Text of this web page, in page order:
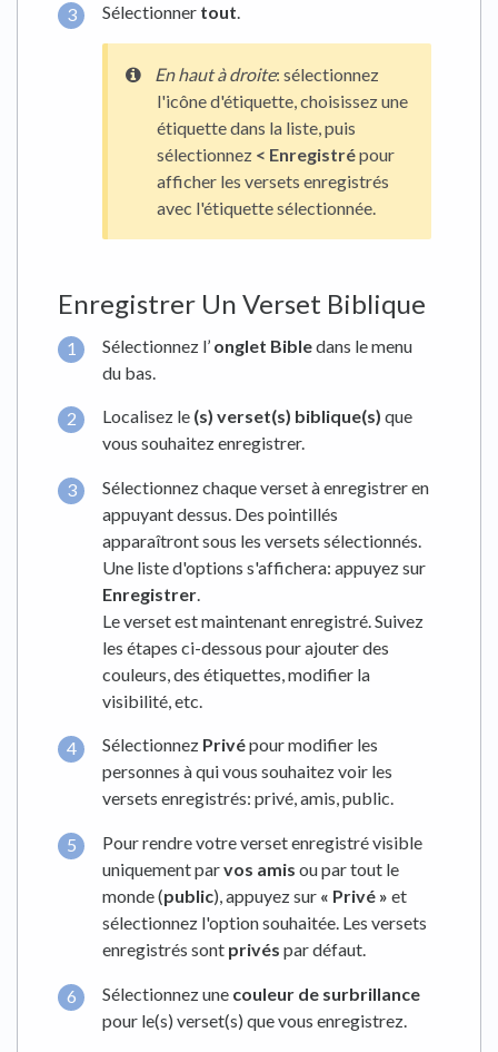
Sélectionner tout.
En haut à droite: sélectionnez
l'icône d'étiquette, choisissez une
étiquette dans la liste, puis
sélectionnez < Enregistrépour
afficher les versets enregistrés
avec l'étiquette sélectionnée.
Enregistrer Un Verset Biblique
Sélectionnez l’ onglet Bibledans le menu
du bas.
Localisez le (s) verset(s) biblique(s) que
vous souhaitez enregistrer.
Sélectionnez chaque verset à enregistrer en
appuyant dessus. Des pointillés
apparaîtront sous les versets sélectionnés.
Une liste d'options s'affichera: appuyez sur
Enregistrer.
Le verset est maintenant enregistré. Suivez
les étapes ci-dessous pour ajouter des
couleurs, des étiquettes, modifier la
visibilité, etc.
Sélectionnez Privépour modifier les
personnes à qui vous souhaitez voir les
versets enregistrés: privé, amis, public.
Pour rendre votre verset enregistré visible
uniquement parvos amis ou par tout le
monde (public), appuyez sur « Privé » et
sélectionnez l'option souhaitée. Les versets
enregistrés sont privés par défaut.
Sélectionnez une couleur de surbrillance
pour le(s) verset(s) que vous enregistrez.